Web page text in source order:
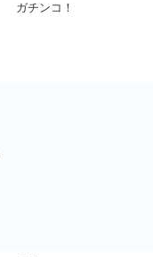
ガチンコ！